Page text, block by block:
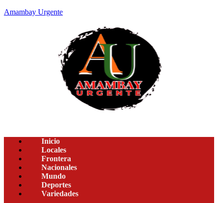
Amambay Urgente
Inicio
Locales
Frontera
Nacionales
Mundo
Deportes
Variedades